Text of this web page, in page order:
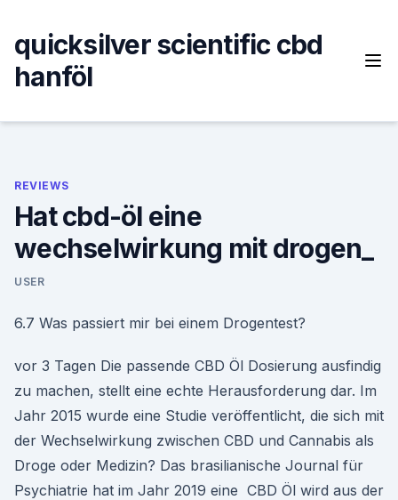
content
quicksilver scientific cbd
hanföl
REVIEWS
Hat cbd-öl eine
wechselwirkung mit drogen_
USER
6.7 Was passiert mir bei einem Drogentest?
vor 3 Tagen Die passende CBD Öl Dosierung ausfindig
zu machen, stellt eine echte Herausforderung dar. Im
Jahr 2015 wurde eine Studie veröffentlicht, die sich mit
der Wechselwirkung zwischen CBD und Cannabis als
Droge oder Medizin? Das brasilianische Journal für
Psychiatrie hat im Jahr 2019 eine CBD Öl wird aus der